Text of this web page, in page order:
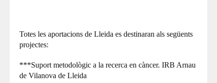
Totes les aportacions de Lleida es destinaran als següents
projectes:
***Suport metodològic a la recerca en càncer. IRB Arnau
de Vilanova de Lleida